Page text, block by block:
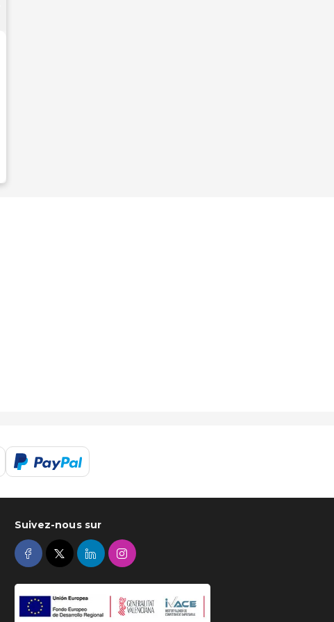
Suivez-nous sur